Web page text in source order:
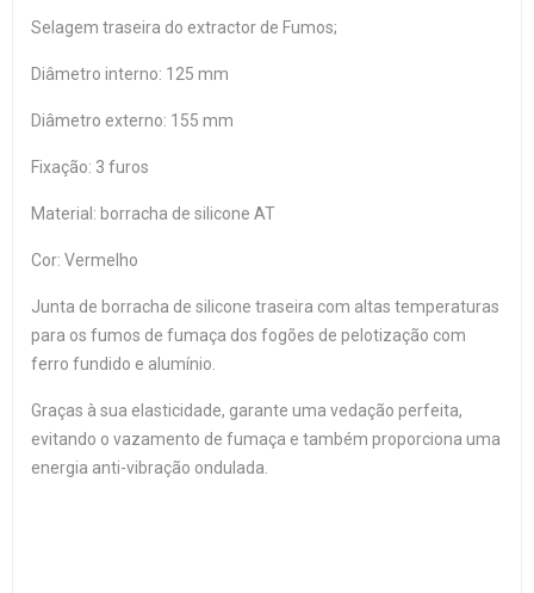
Selagem traseira do extractor de Fumos;
Diâmetro interno: 125 mm
Diâmetro externo: 155 mm
Fixação: 3 furos
Material: borracha de silicone AT
Cor: Vermelho
Junta de borracha de silicone traseira com altas temperaturas
para os fumos de fumaça dos fogões de pelotização com
ferro fundido e alumínio.
Graças à sua elasticidade, garante uma vedação perfeita,
evitando o vazamento de fumaça e também proporciona uma
energia anti-vibração ondulada.